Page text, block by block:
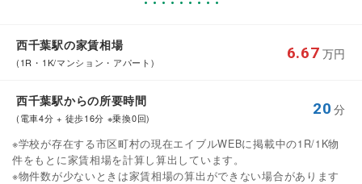
西千葉駅の家賃相場
(1R・1K/マンション・アパート)
6.67 万円
西千葉駅からの所要時間
(電車4分 + 徒歩16分 ※乗換0回)
20 分
※学校が存在する市区町村の現在エイブルWEBに掲載中の1R/1K物
件をもとに家賃相場を計算し算出しています。
※物件数が少ないときは家賃相場の算出ができない場合があります